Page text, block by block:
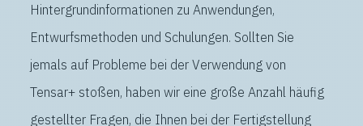
Hintergrundinformationen zu Anwendungen,
Entwurfsmethoden und Schulungen. Sollten Sie
jemals auf Probleme bei der Verwendung von
Tensar+ stoßen, haben wir eine große Anzahl häufig
gestellter Fragen, die Ihnen bei der Fertigstellung